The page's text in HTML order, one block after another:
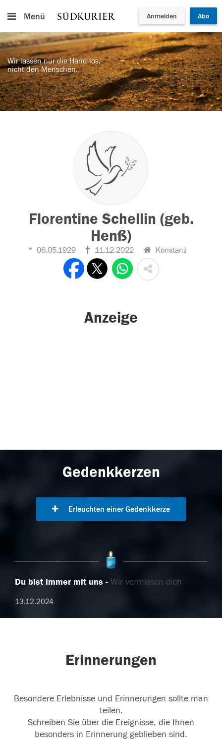
Menü Anmelden Abo
Wir lassen nur die Hand los,
nicht den Menschen.
Florentine Schellin (geb.
Henß)
06.05.1929 11.12.2022 Konstanz
Anzeige
Gedenkkerzen
Erleuchten einer Gedenkkerze
Du bist immer mit uns Wir vermissen dich
13.12.2024
Erinnerungen
Besondere Erlebnisse und Erinnerungen sollte man
teilen.
Schreiben Sie über die Ereignisse, die Ihnen
besonders in Erinnerung geblieben sind.